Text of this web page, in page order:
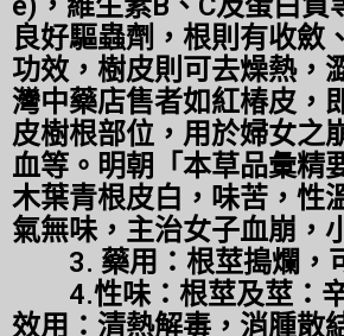
良好驅蟲劑，根則有收斂
功效，樹皮則可去燥熱，
灣中藥店售者如紅椿皮，
皮樹根部位，用於婦女之
血等。明朝「本草品彙精
木葉青根皮白，味苦，性
氣無味，主治女子血崩，
3. 藥用：根莖搗爛，
4.性味：根莖及莖：
效用：清熱解毒，消腫散